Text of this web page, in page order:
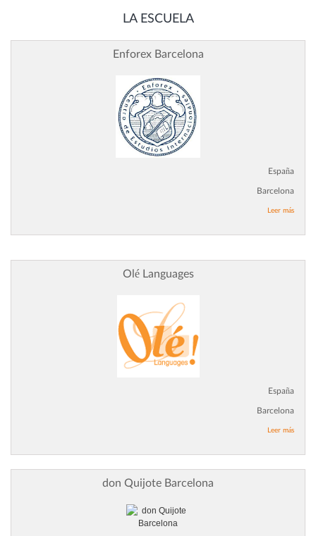
LA ESCUELA
Enforex Barcelona
España
Barcelona
Leer más
Olé Languages
España
Barcelona
Leer más
don Quijote Barcelona